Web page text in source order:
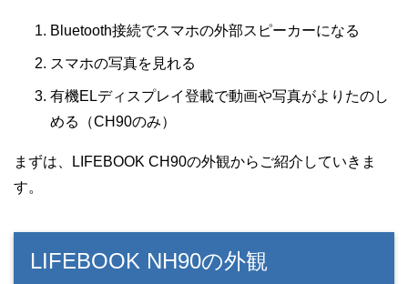
Bluetooth接続でスマホの外部スピーカーになる
スマホの写真を見れる
有機ELディスプレイ登載で動画や写真がよりたのし
める（CH90のみ）
まずは、LIFEBOOK CH90の外観からご紹介していきま
す。
LIFEBOOK NH90の外観